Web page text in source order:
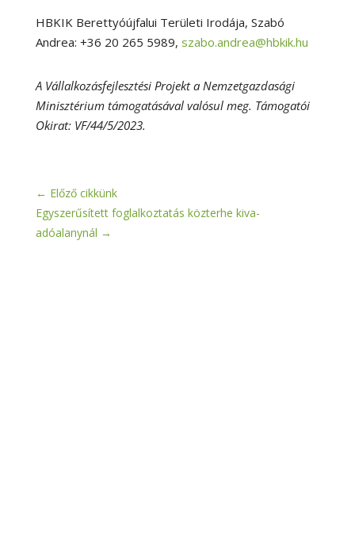
HBKIK Berettyóújfalui Területi Irodája, Szabó
Andrea: +36 20 265 5989, szabo.andrea@hbkik.hu
A Vállalkozásfejlesztési Projekt a Nemzetgazdasági
Minisztérium támogatásával valósul meg. Támogatói
Okirat: VF/44/5/2023.
← Előző cikkünk
Egyszerűsített foglalkoztatás közterhe kiva-
adóalanynál →